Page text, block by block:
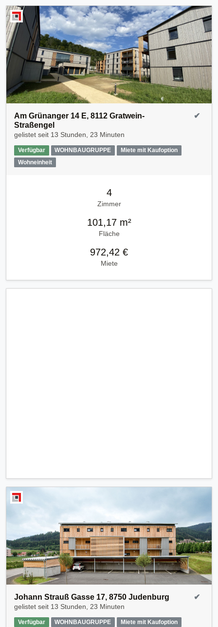
Am Grünanger 14 E, 8112 Gratwein-
Straßengel
gelistet seit 13 Stunden, 23 Minuten
Verfügbar WOHNBAUGRUPPE
Miete mit Kaufoption
Wohneinheit
✔
4
Zimmer
101,17 m²
Fläche
972,42 €
Miete
Johann Strauß Gasse 17, 8750 Judenburg
gelistet seit 13 Stunden, 23 Minuten
Verfügbar WOHNBAUGRUPPE Miete mit Kaufoption
✔